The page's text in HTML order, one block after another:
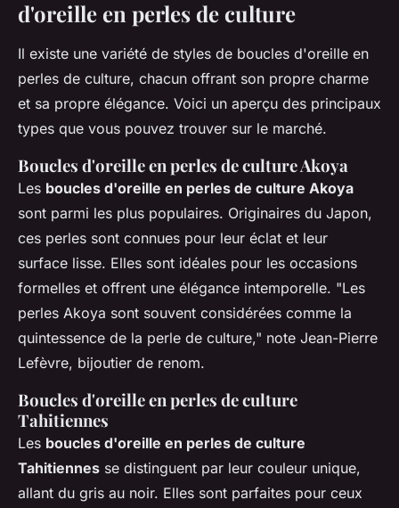
d'oreille en perles de culture
Il existe une variété de styles de boucles d'oreille en
perles de culture, chacun offrant son propre charme
et sa propre élégance. Voici un aperçu des principaux
types que vous pouvez trouver sur le marché.
Boucles d'oreille en perles de culture Akoya
Les boucles d'oreille en perles de culture Akoya
sont parmi les plus populaires. Originaires du Japon,
ces perles sont connues pour leur éclat et leur
surface lisse. Elles sont idéales pour les occasions
formelles et offrent une élégance intemporelle. "Les
perles Akoya sont souvent considérées comme la
quintessence de la perle de culture," note Jean-Pierre
Lefèvre, bijoutier de renom.
Boucles d'oreille en perles de culture
Tahitiennes
Les boucles d'oreille en perles de culture
Tahitiennes se distinguent par leur couleur unique,
allant du gris au noir. Elles sont parfaites pour ceux